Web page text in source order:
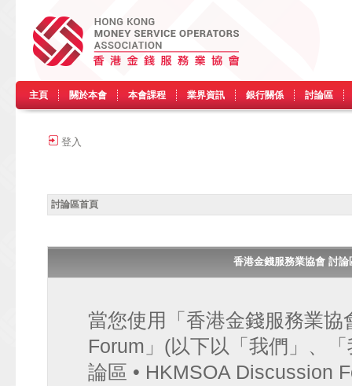
主頁 關於本會 本會課程 業界資訊 銀行關係 討論區
登入
討論區首頁
香港金錢服務業協會 討
當您使用「香港金錢服務業
Forum」(以下以「我們」、
論區 • HKMSOA Discussion